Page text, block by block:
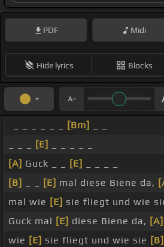
PDF Midi
Hide lyrics Blocks
[Bm]
[E]
[A] Guck _ _ [E]
[B]
[E] mal diese Biene da,
mal wie [E] sie fliegt und wie
Guck mal [E] diese Biene da, [A]
wie [E] sie fliegt und wie sie [B]